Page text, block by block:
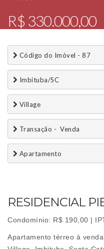
R$ 330.000,00
Código do Imóvel - 87
Imbituba/SC
Village
Transação -  Venda
Apartamento
RESIDENCIAL
Condomínio: R$ 190,00 |
Apartamento térreo à